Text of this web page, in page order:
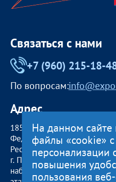
Связаться с нами
+7 (960) 215-18-
По вопросам:
Адрес
185000, Российская
Федерация,
Республика Карелия
г. Петрозаводск,
наб. Гюллинга, 11 / 2
На данном сайте
файлы «cookie»
персонализации
повышения
пользования